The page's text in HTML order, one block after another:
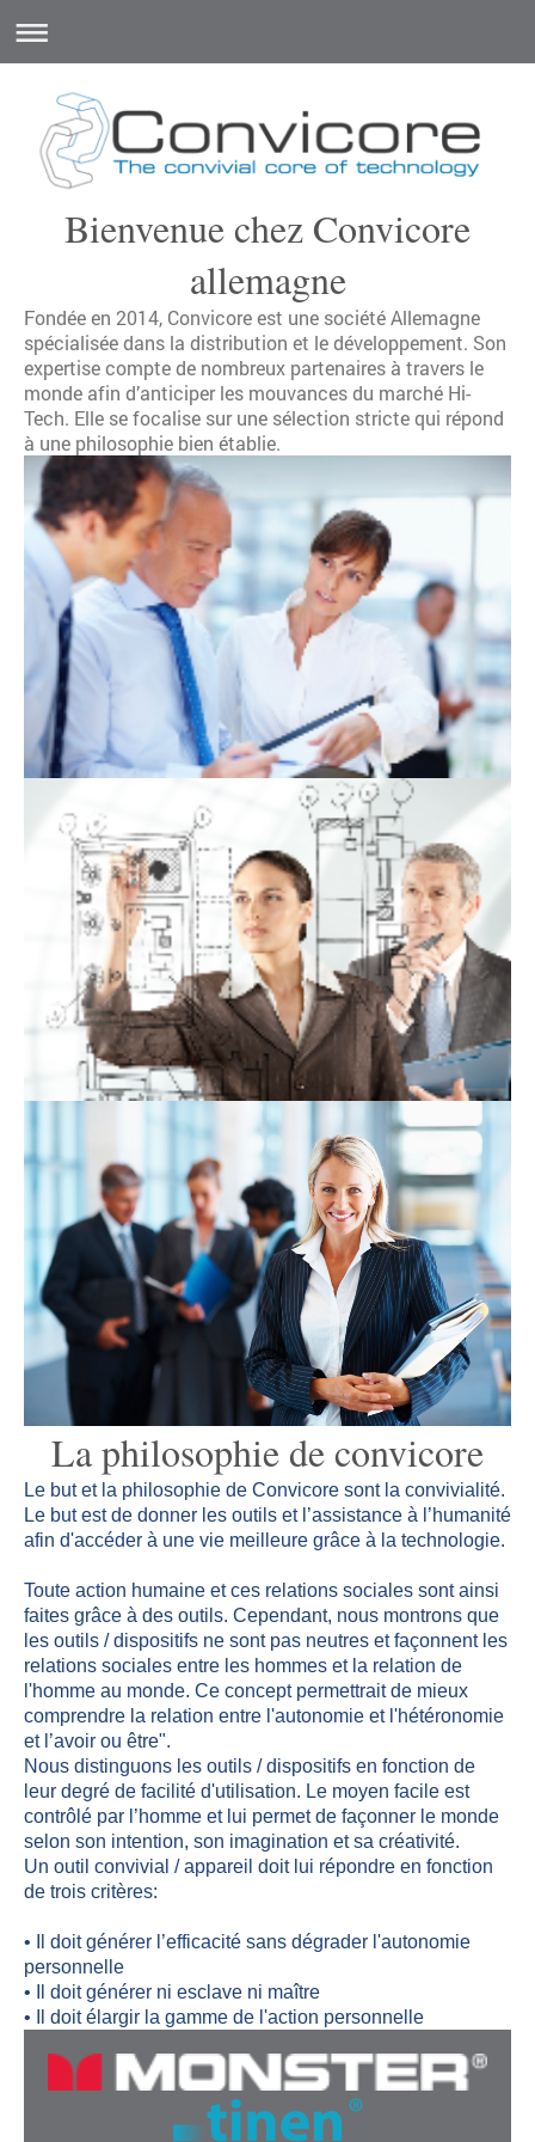
Bienvenue chez Convicore
allemagne
Fondée en 2014, Convicore est une société Allemagne
spécialisée dans la distribution et le développement. Son
expertise compte de nombreux partenaires à travers le
monde afin d’anticiper les mouvances du marché Hi-
Tech. Elle se focalise sur une sélection stricte qui répond
à une philosophie bien établie.
La philosophie de convicore
Le but et la philosophie de Convicore sont la convivialité.
Le but est de donner les outils et l’assistance à l’humanité
afin d'accéder à une vie meilleure grâce à la technologie.
Toute action humaine et ces relations sociales sont ainsi
faites grâce à des outils. Cependant, nous montrons que
les outils / dispositifs ne sont pas neutres et façonnent les
relations sociales entre les hommes et la relation de
l'homme au monde. Ce concept permettrait de mieux
comprendre la relation entre l'autonomie et l'hétéronomie
et l’avoir ou être".
Nous distinguons les outils / dispositifs en fonction de
leur degré de facilité d'utilisation. Le moyen facile est
contrôlé par l’homme et lui permet de façonner le monde
selon son intention, son imagination et sa créativité.
Un outil convivial / appareil doit lui répondre en fonction
de trois critères:
• Il doit générer l’efficacité sans dégrader l'autonomie
personnelle
• Il doit générer ni esclave ni maître
• Il doit élargir la gamme de l'action personnelle